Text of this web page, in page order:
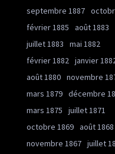
septembre 1887
février 1885
août 1883
juillet 1883
mai 1882
février 1882 janvier
août 1880 novembre
mars 1879 décembre
mars 1875
juillet 1871
octobre 1869 août 1868
novembre 1867 juillet